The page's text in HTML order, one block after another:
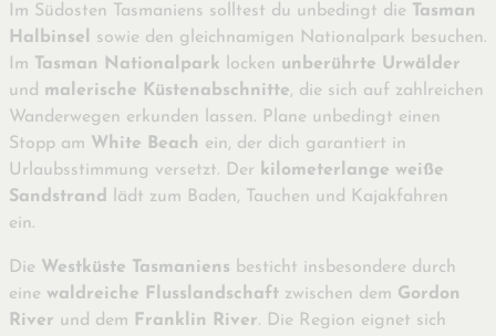
Im Südosten Tasmaniens solltest du unbedingt die
Tasman
Halbinsel
sowie den gleichnamigen Nationalpark besuchen.
Im
Tasman Nationalpark locken unberührte Urwälder
und malerische Küstenabschnitte, die sich auf zahlreichen
Wanderwegen erkunden lassen. Plane unbedingt einen
Stopp am White Beach ein, der dich garantiert in
Urlaubsstimmung versetzt. Der kilometerlange weiße
Sandstrand
lädt zum Baden, Tauchen und Kajakfahren
ein.
Die Westküste Tasmaniens besticht insbesondere durch
eine waldreiche Flusslandschaft zwischen dem Gordon
River und dem Franklin River. Die Region eignet sich